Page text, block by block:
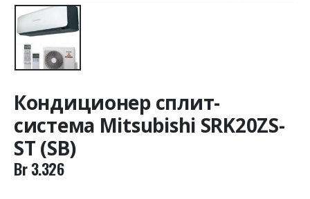
Кондиционер сплит-
система Mitsubishi SRK20ZS-
ST (SB)
Br3.326